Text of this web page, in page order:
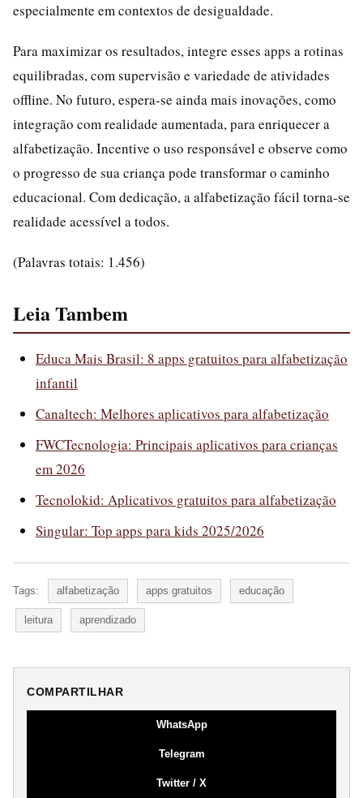
especialmente em contextos de desigualdade.
Para maximizar os resultados, integre esses apps a rotinas
equilibradas, com supervisão e variedade de atividades
offline. No futuro, espera-se ainda mais inovações, como
integração com realidade aumentada, para enriquecer a
alfabetização. Incentive o uso responsável e observe como
o progresso de sua criança pode transformar o caminho
educacional. Com dedicação, a alfabetização fácil torna-se
realidade acessível a todos.
(Palavras totais: 1.456)
Leia Tambem
Educa Mais Brasil: 8 apps gratuitos para alfabetização
infantil
Canaltech: Melhores aplicativos para alfabetização
FWCTecnologia: Principais aplicativos para crianças
em 2026
Tecnolokid: Aplicativos gratuitos para alfabetização
Singular: Top apps para kids 2025/2026
Tags: alfabetização apps gratuitos educação
leitura aprendizado
COMPARTILHAR
WhatsApp
Telegram
Twitter / X